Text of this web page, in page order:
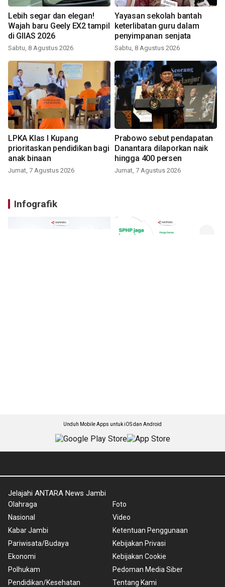
Lebih segar dan elegan!
Wajah baru Geely EX2 tampil
di GIIAS 2026
Sabtu, 8 Agustus 2026
Yayasan sekolah bantah
keterlibatan guru dalam
penyimpanan senjata
Sabtu, 8 Agustus 2026
LPKA Klas I Kupang
prioritaskan pendidikan bagi
anak binaan
Jumat, 7 Agustus 2026
Prabowo sebut pendapatan
Danantara dilaporkan naik
hingga 400 persen
Jumat, 7 Agustus 2026
Infografik
Unduh Mobile Apps untuk iOS dan Android
Jelajahi ANTARA News Jambi
Olahraga
Nasional
Kabar Jambi
Pariwisata/Budaya
Ekonomi
Polhukam
Pendidikan/Kesehatan
Foto
Video
Ketentuan Penggunaan
Kebijakan Privasi
Kebijakan Cookie
Pedoman Media Siber
Tentang Kami